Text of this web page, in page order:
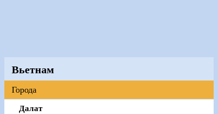
Вьетнам
Города
Далат